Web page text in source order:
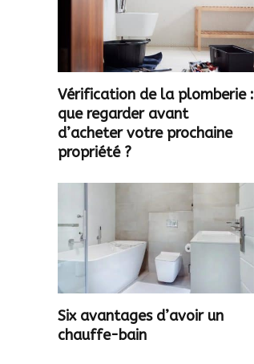
Vérification de la plomberie :
que regarder avant
d’acheter votre prochaine
propriété ?
Six avantages d’avoir un
chauffe-bain